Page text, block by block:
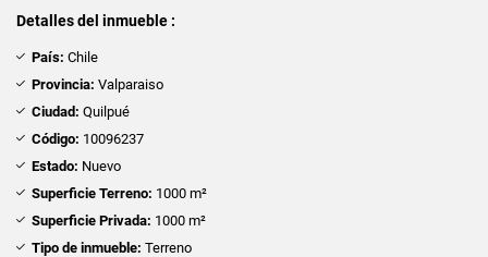
Detalles del inmueble :
País: Chile
Provincia: Valparaiso
Ciudad: Quilpué
Código: 10096237
Estado: Nuevo
Superficie Terreno: 1000 m²
Superficie Privada: 1000 m²
Tipo de inmueble: Terreno